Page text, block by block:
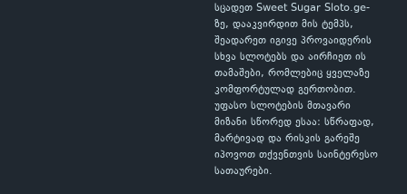
სცადეთ Sweet Sugar Sloto.ge-
ზე, დააკვირდით მის ტემპს,
შეადარეთ იგივე პროვაიდერის
სხვა სლოტებს და აირჩიეთ ის
თამაშები, რომლებიც ყველაზე
კომფორტულად გერთობით.
უფასო სლოტების მთავარი
მიზანი სწორედ ესაა: სწრაფად,
მარტივად და რისკის გარეშე
იპოვოთ თქვენთვის საინტერესო
სათაურები.